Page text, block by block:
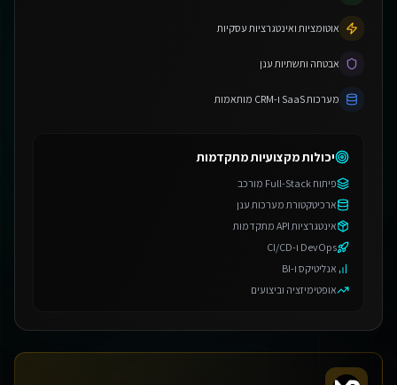
אוטומציות ואינטגרציות עסקיות
אבטחה ותשתיות ענן
מערכות SaaS ו-CRM מותאמות
יכולות מקצועיות מתקדמות
פיתוח Full-Stack מורכב
ארכיטקטורת מערכות ענן
אינטגרציות API מתקדמות
DevOps ו-CI/CD
אנליטיקס ו-BI
אופטימיזציה וביצועים